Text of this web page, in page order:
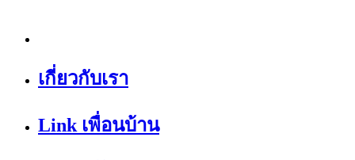
เกี่ยวกับเรา
Link เพื่อนบ้าน